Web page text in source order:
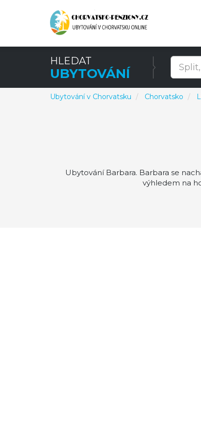
HLEDAT
UBYTOVÁNÍ
Ubytování v Chorvatsku Chorvatsko
Ubytování Barbara. Barbara se
výhledem na